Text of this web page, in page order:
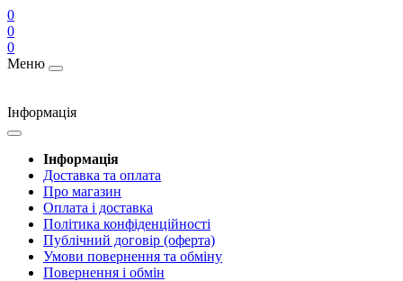
0
0
0
Меню
Інформація
Інформація
Доставка та оплата
Про магазин
Оплата і доставка
Політика конфіденційності
Публічний договір (оферта)
Умови повернення та обміну
Повернення і обмін